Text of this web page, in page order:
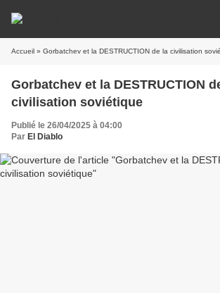
Accueil » Gorbatchev et la DESTRUCTION de la civilisation
Gorbatchev et la DESTRUCTION
civilisation soviétique
Publié le 26/04/2025 à 04:00
Par El Diablo